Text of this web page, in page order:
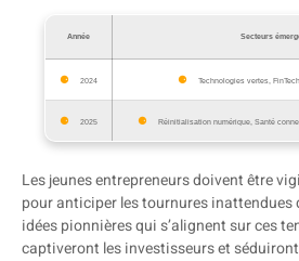
Année Secteurs
2024 Technologies vertes,
2025 Réinitialisation numérique, Santé
Les jeunes entrepreneurs doivent être
pour anticiper les tournures inattendues
idées pionnières qui s’alignent sur ces
captiveront les investisseurs et